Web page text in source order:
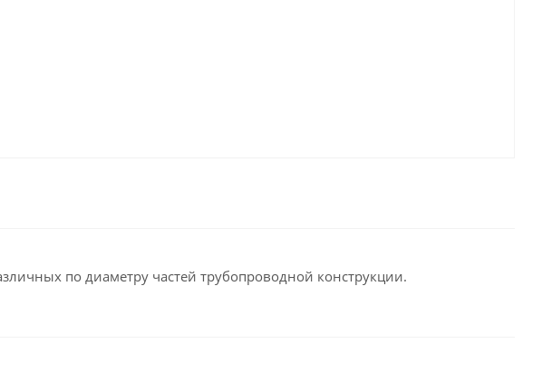
по диаметру частей трубопроводной конструкции.